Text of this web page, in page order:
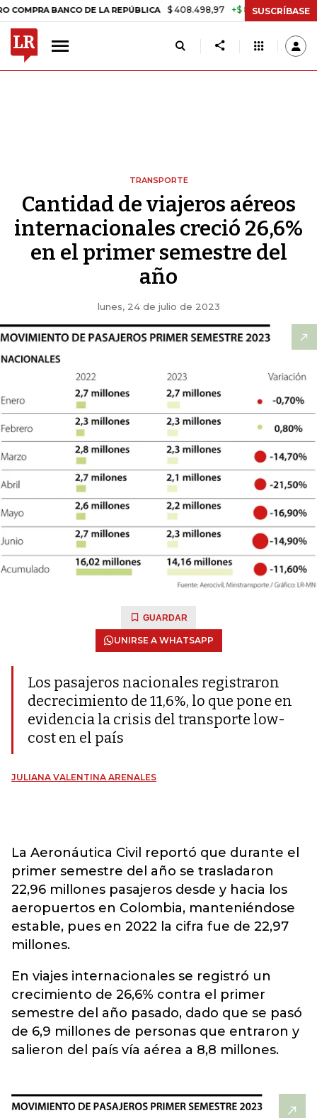
BANCO DE LA REPÚBLICA $ 408.498,97 +$ 8.753,81 +2,19%
SUSCRÍBASE
TRANSPORTE
Cantidad de viajeros aéreos
internacionales creció 26,6%
en el primer semestre del
año
lunes, 24 de julio de 2023
GUARDAR
UNIRSE A WHATSAPP
Los pasajeros nacionales registraron
decrecimiento de 11,6%, lo que pone en
evidencia la crisis del transporte low-
cost en el país
JULIANA VALENTINA ARENALES
La Aeronáutica Civil reportó que durante el
primer semestre del año se trasladaron
22,96 millones pasajeros desde y hacia los
aeropuertos en Colombia, manteniéndose
estable, pues en 2022 la cifra fue de 22,97
millones.
En viajes internacionales se registró un
crecimiento de 26,6% contra el primer
semestre del año pasado, dado que se pasó
de 6,9 millones de personas que entraron y
salieron del país vía aérea a 8,8 millones.